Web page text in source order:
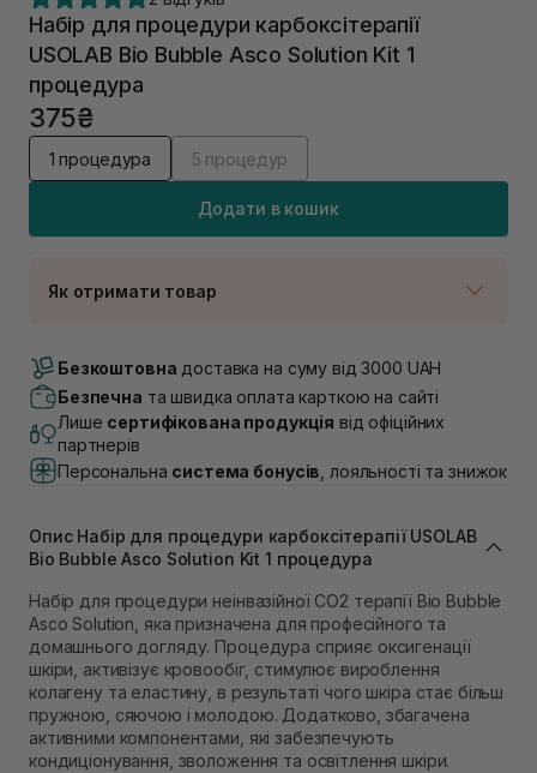
Набір для процедури карбоксітерапії
USOLAB Bio Bubble Asco Solution Kit 1
процедура
375₴
1 процедура 5 процедур
Додати в кошик
Як отримати товар
В наявності
Самовивіз м. Луцьк, вул. Винниченка 4
В наявності
Самовивіз м. Львів, вул. Академіка Підстригача, 1В
(Duck’s Lake)
В наявності
В наявності
Самовивіз м. Львів, вул. Степана Бандери 45
Самовивіз м. Рівне, вул. 16-го Липня, 15
В наявності
Самовивіз м. Рівне, вул. Кулика і Гудачека 23 (ТЦ
Екватор)
В наявності
Безкоштовна доставка на суму від 3000 UAH
Безпечна та швидка оплата карткою на сайті
Лише сертифікована продукція від офіційних
партнерів
Персональна система бонусів , лояльності та знижок
Опис Набір для процедури карбоксітерапії USOLAB
Bio Bubble Asco Solution Kit 1 процедура
Набір для процедури неінвазійної CO2 терапії Bio Bubble
Asco Solution, яка призначена для професійного та
домашнього догляду. Процедура сприяє оксигенації
шкіри, активізує кровообіг, стимулює вироблення
колагену та еластину, в результаті чого шкіра стає більш
пружною, сяючою і молодою. Додатково, збагачена
активними компонентами, які забезпечують
кондиціонування, зволоження та освітлення шкіри.